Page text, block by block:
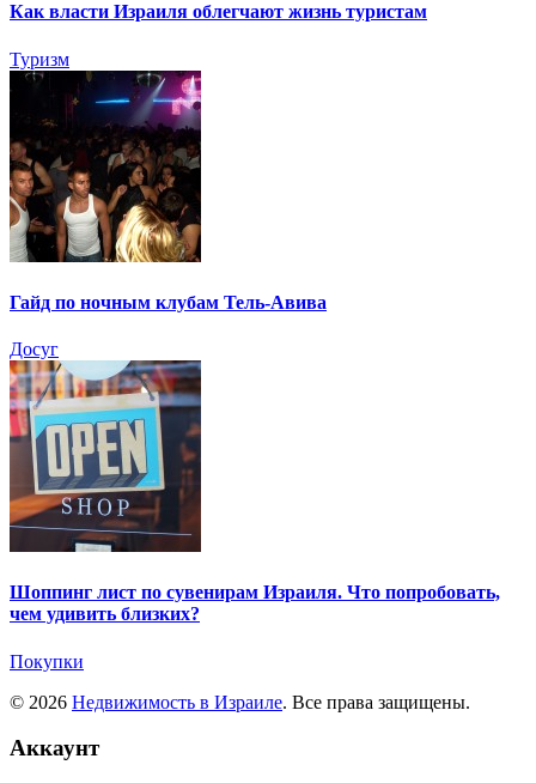
Как власти Израиля облегчают жизнь туристам
Туризм
Гайд по ночным клубам Тель-Авива
Досуг
Шоппинг лист по сувенирам Израиля. Что попробовать,
чем удивить близких?
Покупки
© 2026 Недвижимость в Израиле. Все права защищены.
Аккаунт